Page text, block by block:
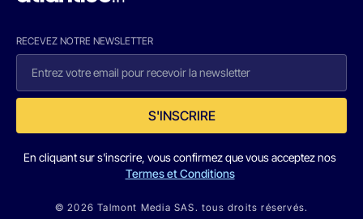
RECEVEZ NOTRE NEWSLETTER
S'INSCRIRE
En cliquant sur s'inscrire, vous confirmez que vous acceptez nos
Termes et Conditions
© 2026 Talmont Media SAS. tous droits réservés.